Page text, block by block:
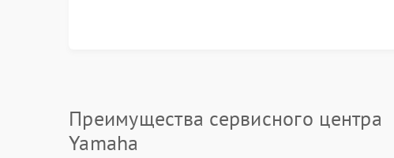
Преимущества сервисного центра
Yamaha